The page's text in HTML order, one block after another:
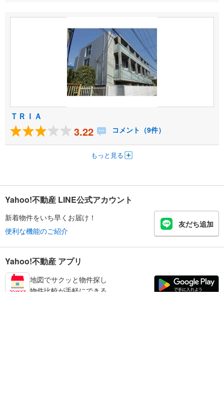
ＴＲＩＡ
3.22 コメント（9件）
もっと見る
Yahoo!不動産 LINE公式アカウント
新着物件をいち早くお届け！
便利な機能のご紹介
友だち追加
Yahoo!不動産 アプリ
地図でサクッと物件探し
物件比較が手軽にできる